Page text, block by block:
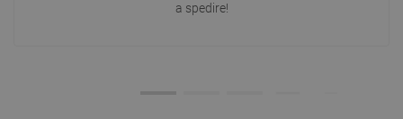
a spedire!